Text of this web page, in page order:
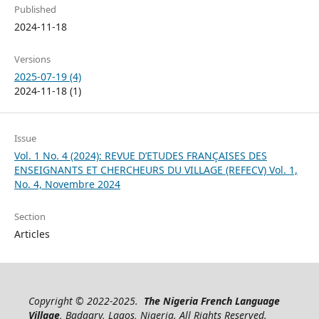
Published
2024-11-18
Versions
2025-07-19 (4)
2024-11-18 (1)
Issue
Vol. 1 No. 4 (2024): REVUE D’ETUDES FRANÇAISES DES
ENSEIGNANTS ET CHERCHEURS DU VILLAGE (REFECV) Vol. 1,
No. 4, Novembre 2024
Section
Articles
Copyright © 2022-2025. The Nigeria French Language
Village, Badagry, Lagos, Nigeria. All Rights Reserved.